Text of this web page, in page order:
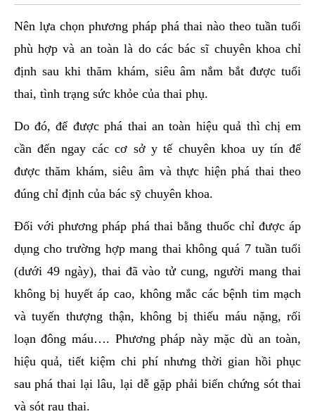
Nên lựa chọn phương pháp phá thai nào theo tuần tuổi
phù hợp và an toàn là do các bác sĩ chuyên khoa chỉ
định sau khi thăm khám, siêu âm nắm bắt được tuổi
thai, tình trạng sức khỏe của thai phụ.
Do đó, để được phá thai an toàn hiệu quả thì chị em
cần đến ngay các cơ sở y tế chuyên khoa uy tín để
được thăm khám, siêu âm và thực hiện phá thai theo
đúng chỉ định của bác sỹ chuyên khoa.
Đối với phương pháp phá thai bằng thuốc chỉ được áp
dụng cho trường hợp mang thai không quá 7 tuần tuổi
(dưới 49 ngày), thai đã vào tử cung, người mang thai
không bị huyết áp cao, không mắc các bệnh tim mạch
và tuyến thượng thận, không bị thiếu máu nặng, rối
loạn đông máu…. Phương pháp này mặc dù an toàn,
hiệu quả, tiết kiệm chi phí nhưng thời gian hồi phục
sau phá thai lại lâu, lại dễ gặp phải biến chứng sót thai
và sót rau thai.